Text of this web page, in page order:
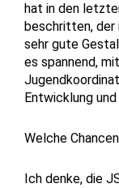
hat in den
beschritten, der
sehr gute
es spannend,
Entwicklung
Welche
Ich denke, die